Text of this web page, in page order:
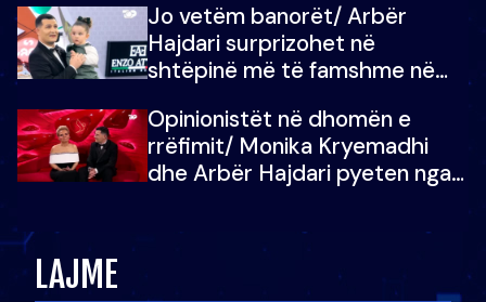
çoja luftën time deri në fund
Jo vetëm banorët/ Arbër
Hajdari surprizohet në
shtëpinë më të famshme në
vajzën e tij
Opinionistët në dhomën e
rrëfimit/ Monika Kryemadhi
dhe Arbër Hajdari pyeten nga
zëvendësonit njëri-tjetrin?
LAJME